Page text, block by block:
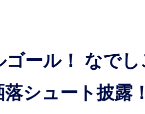
シュート披露